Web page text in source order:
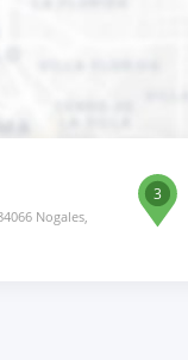
Nogales,
3